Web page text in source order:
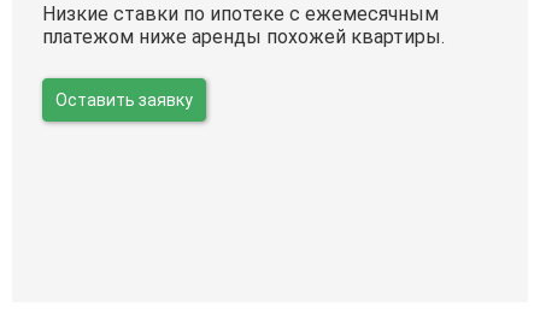
Низкие ставки по ипотеке с ежемесячным
платежом ниже аренды похожей квартиры.
Оставить заявку